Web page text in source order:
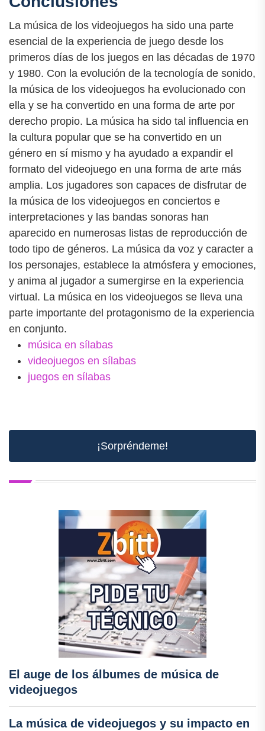
La música de los videojuegos ha sido una parte
esencial de la experiencia de juego desde los
primeros días de los juegos en las décadas de 1970
y 1980. Con la evolución de la tecnología de sonido,
la música de los videojuegos ha evolucionado con
ella y se ha convertido en una forma de arte por
derecho propio. La música ha sido tal influencia en
la cultura popular que se ha convertido en un
género en sí mismo y ha ayudado a expandir el
formato del videojuego en una forma de arte más
amplia. Los jugadores son capaces de disfrutar de
la música de los videojuegos en conciertos e
interpretaciones y las bandas sonoras han
aparecido en numerosas listas de reproducción de
todo tipo de géneros. La música da voz y caracter a
los personajes, establece la atmósfera y emociones,
y anima al jugador a sumergirse en la experiencia
virtual. La música en los videojuegos se lleva una
parte importante del protagonismo de la experiencia
en conjunto.
música en sílabas
videojuegos en sílabas
juegos en sílabas
¡Sorpréndeme!
El auge de los álbumes de música de
videojuegos
La música de videojuegos y su impacto en